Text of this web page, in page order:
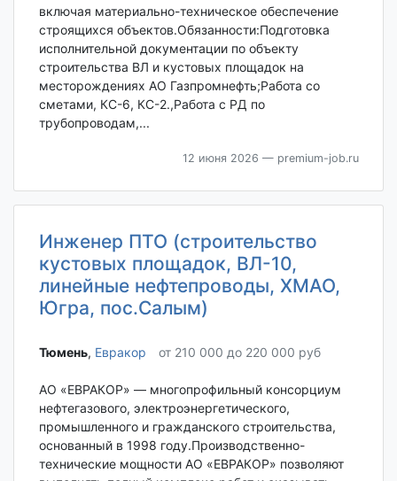
включая материально-техническое обеспечение
строящихся объектов.Обязанности:Подготовка
исполнительной документации по объекту
строительства ВЛ и кустовых площадок на
месторождениях АО Газпромнефть;Работа со
сметами, КС-6, КС-2.,Работа с РД по
трубопроводам,...
12 июня 2026 — premium-job.ru
Инженер ПТО (строительство
кустовых площадок, ВЛ-10,
линейные нефтепроводы, ХМАО,
Югра, пос.Салым)
Тюмень‎, Евракор от 210 000 до 220 000 руб
АО «ЕВРАКОР» — многопрофильный консорциум
нефтегазового, электроэнергетического,
промышленного и гражданского строительства,
основанный в 1998 году.Производственно-
технические мощности АО «ЕВРАКОР» позволяют